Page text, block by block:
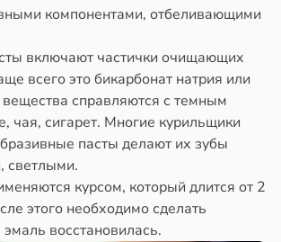
компонентами, отбеливающими
включают частички очищающих
всего это бикарбонат натрия или
справляются с темным
чая, сигарет. Многие курильщики
пасты делают их зубы
светлыми.
курсом, который длится от 2
этого необходимо сделать
восстановилась.